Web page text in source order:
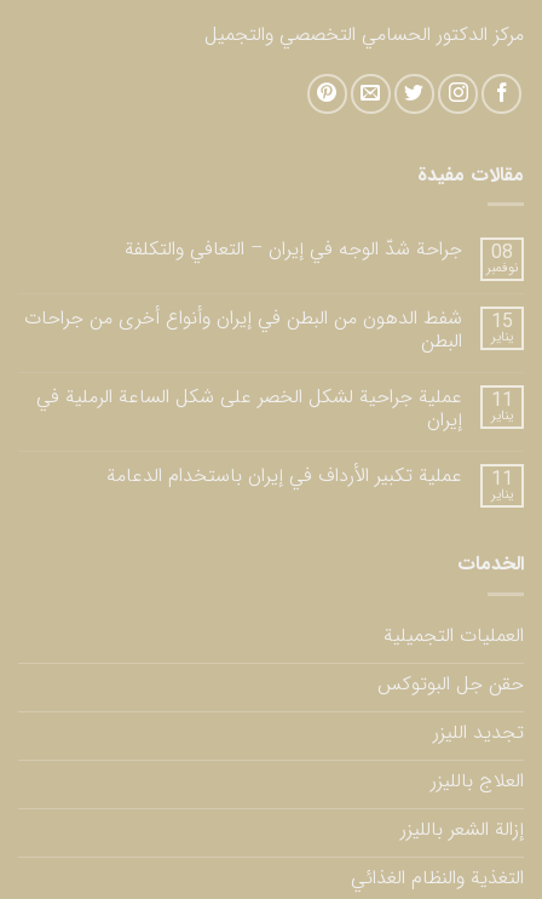
مركز الدكتور الحسامي التخصصي والتجميل
مقالات مفيدة
08
نوفمبر
جراحة شدّ الوجه في إيران – التعافي والتكلفة
15
يناير
شفط الدهون من البطن في إيران وأنواع أخرى من جراحات
البطن
11
يناير
عملية جراحية لشكل الخصر على شكل الساعة الرملية في
إيران
11
يناير
عملية تكبير الأرداف في إيران باستخدام الدعامة
الخدمات
العمليات التجميلية
حقن جل البوتوكس
تجديد الليزر
العلاج بالليزر
إزالة الشعر بالليزر
التغذية والنظام الغذائي